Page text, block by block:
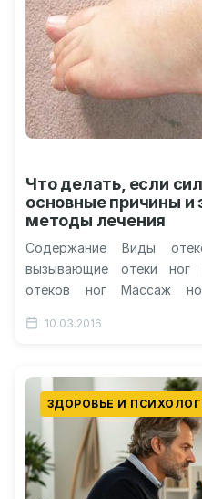
Что делать, если
основные причины
методы лечения
Содержание Виды
вызывающие отеки ног
отеков ног Массаж
ногах:…
10.03.2016
ЗДОРОВЬЕ И